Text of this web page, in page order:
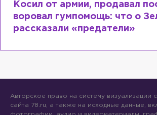
Косил от армии, продавал
воровал гумпомощь: что о
рассказали «предатели»
Авторское право на систему визуализации
сайта 78.ru, а также на исходные данные,